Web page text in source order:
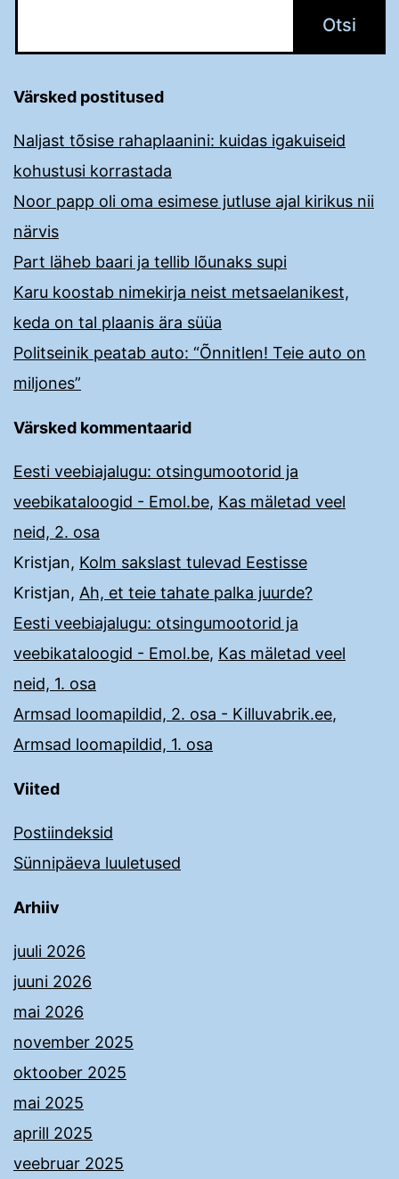
Värsked postitused
Naljast tõsise rahaplaanini: kuidas igakuiseid
kohustusi korrastada
Noor papp oli oma esimese jutluse ajal kirikus nii
närvis
Part läheb baari ja tellib lõunaks supi
Karu koostab nimekirja neist metsaelanikest,
keda on tal plaanis ära süüa
Politseinik peatab auto: “Õnnitlen! Teie auto on
miljones”
Värsked kommentaarid
Eesti veebiajalugu: otsingumootorid ja
veebikataloogid - Emol.be, Kas mäletad veel
neid, 2. osa
Kristjan, Kolm sakslast tulevad Eestisse
Kristjan, Ah, et teie tahate palka juurde?
Eesti veebiajalugu: otsingumootorid ja
veebikataloogid - Emol.be, Kas mäletad veel
neid, 1. osa
Armsad loomapildid, 2. osa - Killuvabrik.ee,
Armsad loomapildid, 1. osa
Viited
Postiindeksid
Sünnipäeva luuletused
Arhiiv
juuli 2026
juuni 2026
mai 2026
november 2025
oktoober 2025
mai 2025
aprill 2025
veebruar 2025